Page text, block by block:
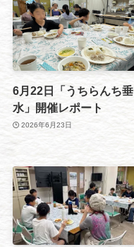
6月22日「うちらんち垂
水」開催レポート
2026年6月23日